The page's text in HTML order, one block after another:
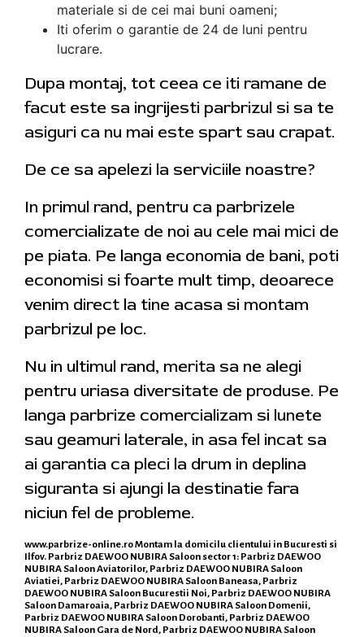
materiale si de cei mai buni oameni;
Iti oferim o garantie de 24 de luni pentru
lucrare.
Dupa montaj, tot ceea ce iti ramane de
facut este sa ingrijesti parbrizul si sa te
asiguri ca nu mai este spart sau crapat.
De ce sa apelezi la serviciile noastre?
In primul rand, pentru ca parbrizele
comercializate de noi au cele mai mici de
pe piata. Pe langa economia de bani, poti
economisi si foarte mult timp, deoarece
venim direct la tine acasa si montam
parbrizul pe loc.
Nu in ultimul rand, merita sa ne alegi
pentru uriasa diversitate de produse. Pe
langa parbrize comercializam si lunete
sau geamuri laterale, in asa fel incat sa
ai garantia ca pleci la drum in deplina
siguranta si ajungi la destinatie fara
niciun fel de probleme.
www.parbrize-online.roMontam la domicilu clientului in Bucuresti si
Ilfov. Parbriz DAEWOO NUBIRA Saloon sector 1: Parbriz DAEWOO
NUBIRA Saloon Aviatorilor, Parbriz DAEWOO NUBIRA Saloon
Aviatiei, Parbriz DAEWOO NUBIRA Saloon Baneasa, Parbriz
DAEWOO NUBIRA Saloon Bucurestii Noi, Parbriz DAEWOO NUBIRA
Saloon Damaroaia, Parbriz DAEWOO NUBIRA Saloon Domenii,
Parbriz DAEWOO NUBIRA Saloon Dorobanti, Parbriz DAEWOO
NUBIRA Saloon Gara de Nord, Parbriz DAEWOO NUBIRA Saloon